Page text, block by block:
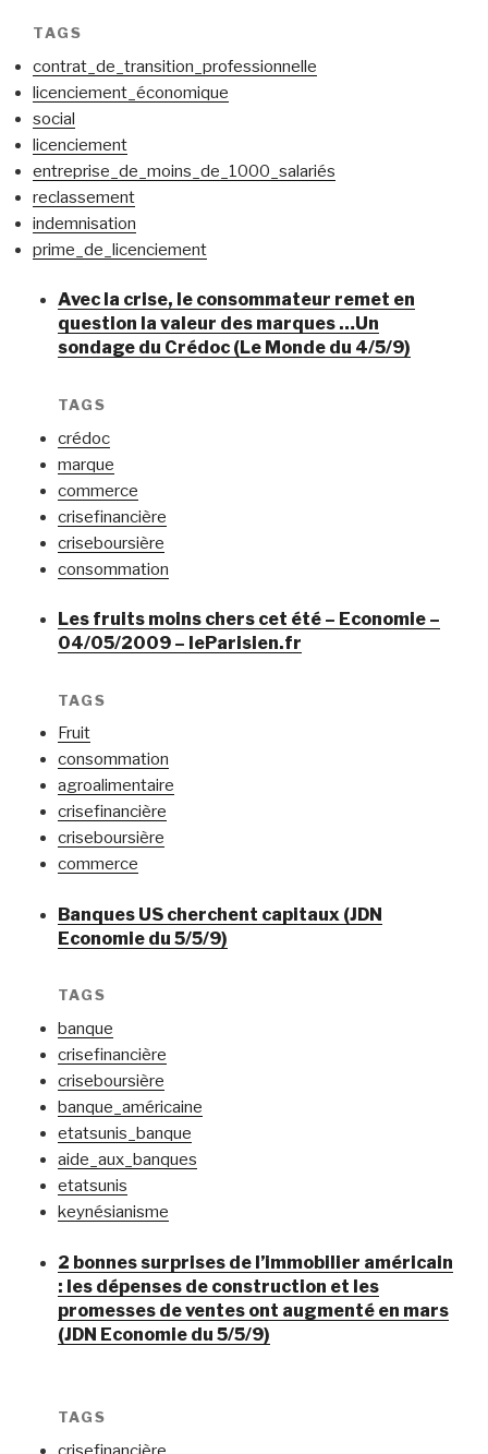
TAGS
contrat_de_transition_professionnelle
licenciement_économique
social
licenciement
entreprise_de_moins_de_1000_salariés
reclassement
indemnisation
prime_de_licenciement
Avec la crise, le consommateur remet en
question la valeur des marques …Un
sondage du Crédoc (Le Monde du 4/5/9)
TAGS
crédoc
marque
commerce
crisefinancière
criseboursière
consommation
Les fruits moins chers cet été – Economie –
04/05/2009 – leParisien.fr
TAGS
Fruit
consommation
agroalimentaire
crisefinancière
criseboursière
commerce
Banques US cherchent capitaux (JDN
Economie du 5/5/9)
TAGS
banque
crisefinancière
criseboursière
banque_américaine
etatsunis_banque
aide_aux_banques
etatsunis
keynésianisme
2 bonnes surprises de l’immobilier américain
: les dépenses de construction et les
promesses de ventes ont augmenté en mars
(JDN Economie du 5/5/9)
TAGS